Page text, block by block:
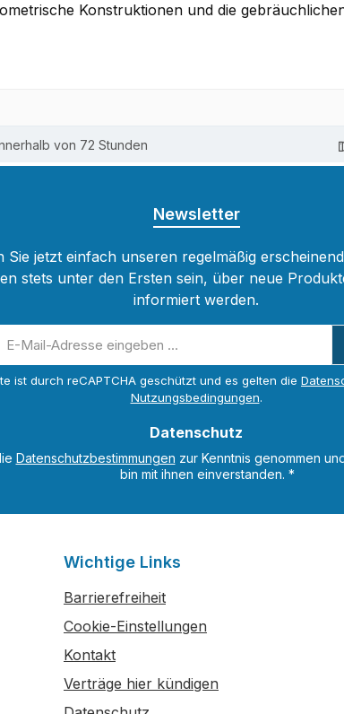
Konstruktionen und die
von 72 Stunden
Newsletter
Sie jetzt einfach unseren regelmäßig
stets unter den Ersten sein, über neue
informiert werden.
Mail-
ist durch reCAPTCHA geschützt und es gelten die
Nutzungsbedingungen.
Datenschutz
Datenschutzbestimmungen zur Kenntnis genommen
bin mit ihnen einverstanden. *
Wichtige Links
Barrierefreiheit
Cookie-Einstellungen
Kontakt
Verträge hier kündigen